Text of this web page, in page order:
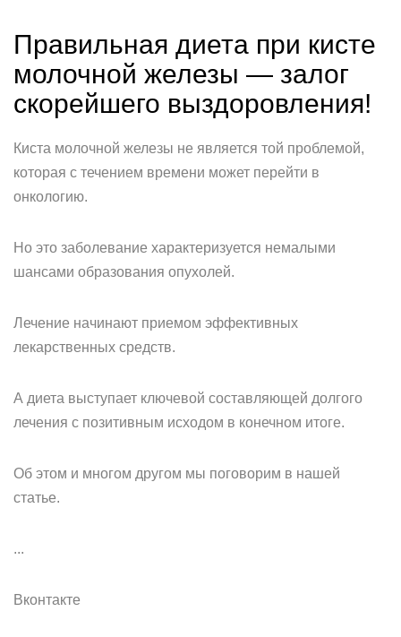
Правильная диета при кисте
молочной железы — залог
скорейшего выздоровления!
Киста молочной железы не является той проблемой,
которая с течением времени может перейти в
онкологию.
Но это заболевание характеризуется немалыми
шансами образования опухолей.
Лечение начинают приемом эффективных
лекарственных средств.
А диета выступает ключевой составляющей долгого
лечения с позитивным исходом в конечном итоге.
Об этом и многом другом мы поговорим в нашей
статье.
...
Вконтакте